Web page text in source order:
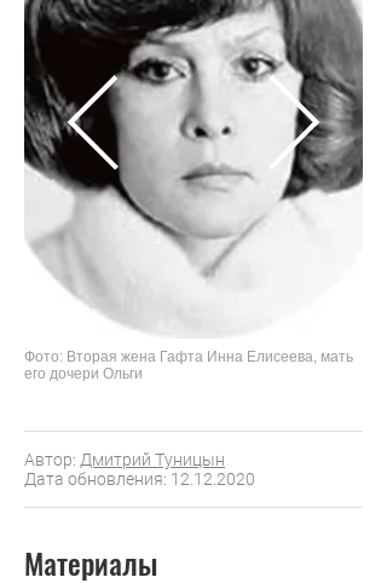
Фото: Вторая жена Гафта Инна Елисеева, мать
его дочери Ольги
Автор: Дмитрий Туницын
Дата обновления: 12.12.2020
Материалы